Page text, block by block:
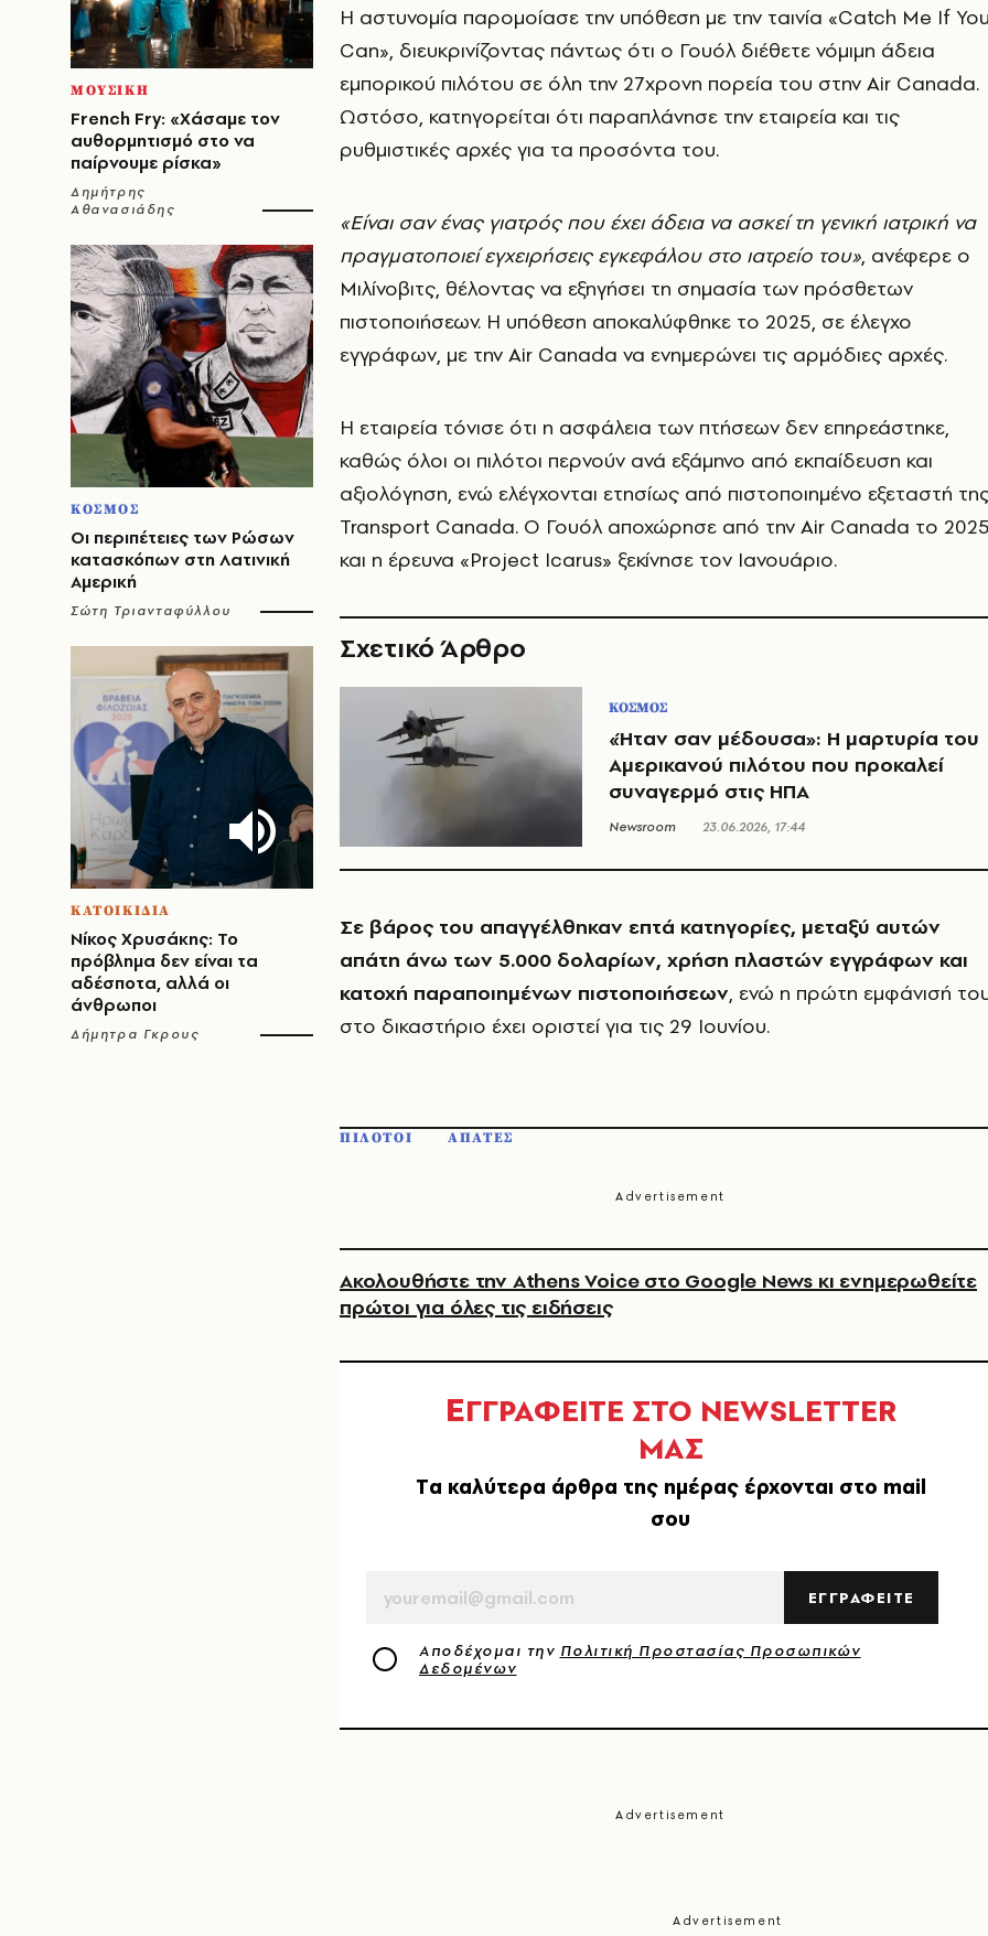
ΜΟΥΣΙΚΗ
French Fry: «Χάσαμε τον
αυθορμητισμό στο να
παίρνουμε ρίσκα»
Δημήτρης
Αθανασιάδης
ΚΟΣΜΟΣ
Οι περιπέτειες των Ρώσων
κατασκόπων στη Λατινική
Αμερική
Σώτη Τριανταφύλλου
ΚΑΤΟΙΚΙΔΙΑ
Νίκος Χρυσάκης: Το
πρόβλημα δεν είναι τα
αδέσποτα, αλλά οι
άνθρωποι
Δήμητρα Γκρους
Η αστυνομία παρομοίασε την υπόθεση με την ταινία «Catch Me If
Can», διευκρινίζοντας πάντως ότι ο Γουόλ διέθετε νόμιμη άδεια
εμπορικού πιλότου σε όλη την 27χρονη πορεία του στην Air Canada.
Ωστόσο, κατηγορείται ότι παραπλάνησε την εταιρεία και τις
ρυθμιστικές αρχές για τα προσόντα του.
«Είναι σαν ένας γιατρός που έχει άδεια να ασκεί τη γενική ιατρική να
πραγματοποιεί εγχειρήσεις εγκεφάλου στο ιατρείο του», ανέφερε ο
Μιλίνοβιτς, θέλοντας να εξηγήσει τη σημασία των πρόσθετων
πιστοποιήσεων. Η υπόθεση αποκαλύφθηκε το 2025, σε έλεγχο
εγγράφων, με την Air Canada να ενημερώνει τις αρμόδιες αρχές.
Η εταιρεία τόνισε ότι η ασφάλεια των πτήσεων δεν επηρεάστηκε,
καθώς όλοι οι πιλότοι περνούν ανά εξάμηνο από εκπαίδευση και
αξιολόγηση, ενώ ελέγχονται ετησίως από πιστοποιημένο εξεταστή
Transport Canada. Ο Γουόλ αποχώρησε από την Air Canada το
και η έρευνα «Project Icarus» ξεκίνησε τον Ιανουάριο.
Σχετικό Άρθρο
ΚΟΣΜΟΣ
«Ήταν σαν μέδουσα»: Η μαρτυρία του
Αμερικανού πιλότου που προκαλεί
συναγερμό στις ΗΠΑ
Newsroom 23.06.2026, 17:44
Σε βάρος του απαγγέλθηκαν επτά κατηγορίες, μεταξύ αυτών
απάτη άνω των 5.000 δολαρίων, χρήση πλαστών εγγράφων και
κατοχή παραποιημένων πιστοποιήσεων, ενώ η πρώτη εμφάνισή
στο δικαστήριο έχει οριστεί για τις 29 Ιουνίου.
ΠΙΛΟΤΟΙ ΑΠΑΤΕΣ
Ακολουθήστε την Athens Voice στο Google News κι ενημερωθείτε
πρώτοι για όλες τις ειδήσεις
ΕΓΓΡΑΦΕΙΤΕ ΣΤΟ NEWSLETTER
ΜΑΣ
Tα καλύτερα άρθρα της ημέρας έρχονται στο mail
σου
ΕΓΓΡΑΦΕΙΤΕ
Αποδέχομαι την Πολιτική Προστασίας Προσωπικών
Δεδομένων